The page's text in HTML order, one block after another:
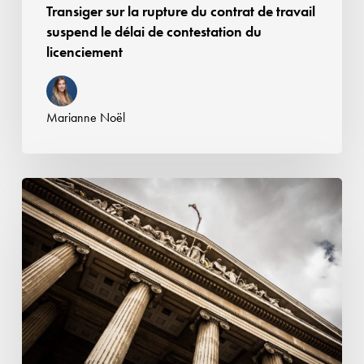
contestation
Transiger sur la rupture du contrat de travail
suspend le délai de contestation du
licenciement
Marianne Noël
Liberté
d’expression
du
salarié
&
protection
des
intérêts